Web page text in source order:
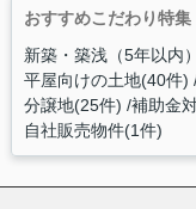
おすすめこだわり特集
新築・築浅（5年以内
平屋向けの土地(40件)
分譲地(25件) 補助金
自社販売物件(1件)